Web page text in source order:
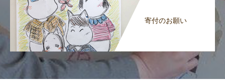
寄付のお願い